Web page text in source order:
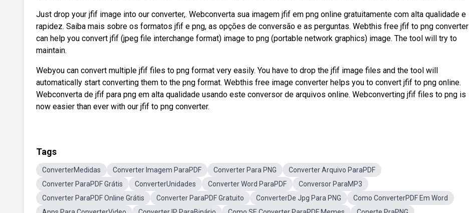
Just drop your jfif image into our converter,. Webconverta sua imagem jfif em png online gratuitamente com alta qualidade e
rapidez. Saiba mais sobre os formatos jfif e png, as opções de conversão e as perguntas. Webthis free jfif to png converter
can help you convert jfif (jpeg file interchange format) image to png (portable network graphics) image. The tool will try to
maintain.
Webyou can convert multiple jfif files to png format very easily. You have to drop the jfif image files and the tool will
automatically start converting them to the png format. Webthis free image converter helps you to convert jfif to png online.
Webconverta de jfif para png em alta qualidade usando este conversor de arquivos online. Webconverting jfif files to png is
now easier than ever with our jfif to png converter.
Tags
ConverterMedidas Converter Imagem ParaPDF Converter Para PNG
Converter Arquivo ParaPDF
Converter ParaPDF Grátis
ConverterUnidades Converter Word ParaPDF
Conversor ParaMP3
Converter ParaPDF Online Grátis
Converter ParaPDF Gratuito ConverterDe Jpg Para PNG
Como ConverterPDF Em Word